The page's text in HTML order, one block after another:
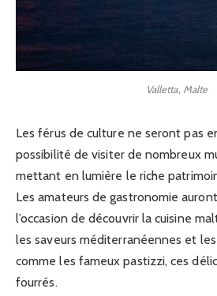
Valletta, Malte
Les férus de culture ne seront pas
possibilité de visiter de nombreux
mettant en lumière le riche
Les amateurs de gastronomie
l’occasion de découvrir la cuisine
les saveurs méditerranéennes et
comme les fameux pastizzi, ces
fourrés.